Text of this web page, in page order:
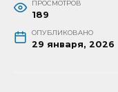
ПРОСМОТРОВ
189
ОПУБЛИКОВАНО
29 января, 2026